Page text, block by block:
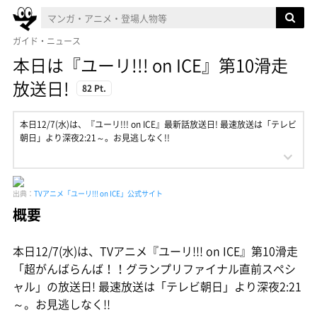
ガイド・ニュース
本日は『ユーリ!!! on ICE』第10滑走
放送日!
82 Pt.
本日12/7(水)は、『ユーリ!!! on ICE』最新話放送日! 最速放送は「テレビ
朝日」より深夜2:21～。お見逃しなく!!
出典： TVアニメ「ユーリ!!! on ICE」公式サイト
概要
本日12/7(水)は、TVアニメ『ユーリ!!! on ICE』第10滑走
「超がんばらんば！！グランプリファイナル直前スペシ
ャル」の放送日! 最速放送は「テレビ朝日」より深夜2:21
～。お見逃しなく!!